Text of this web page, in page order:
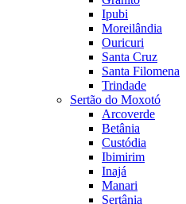
Ipubi
Moreilândia
Ouricuri
Santa Cruz
Santa Filomena
Trindade
Sertão do Moxotó
Arcoverde
Betânia
Custódia
Ibimirim
Inajá
Manari
Sertânia